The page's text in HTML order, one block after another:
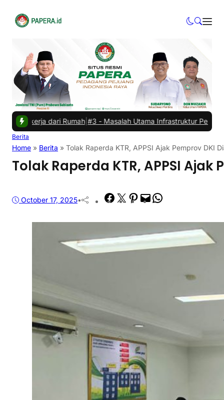
Rumah |#3 -Masalah Utama Infrastruktur Pengisian Daya untuk
Berita
Home » Berita » Tolak Raperda KTR, APPSI Ajak Pemprov DKI
Tolak Raperda KTR, APPSI
October 17, 2025• Facebook
TwitterPinterest
Mail